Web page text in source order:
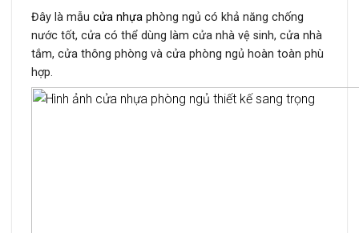
Đây là mẫu cửa nhựa phòng ngủ có khả năng chống
nước tốt, cửa có thể dùng làm cửa nhà vệ sinh, cửa nhà
tắm, cửa thông phòng và cửa phòng ngủ hoàn toàn phù
hợp.